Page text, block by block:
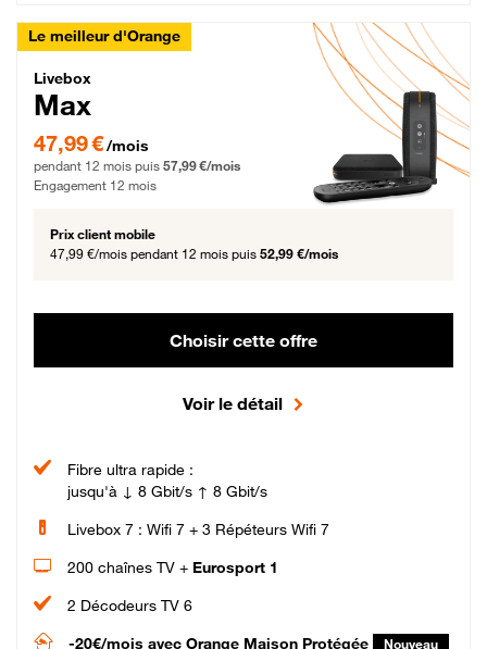
Le meilleur d'Orange
Livebox Max Fibre
Livebox
Max
47,99 € par mois pendant 12 mois puis 57,99 € par mois, Engagement 12 mois
47,99 €/mois
pendant 12 mois puis 57,99 €/mois
Engagement 12 mois
Prix client mobile
47,99 €/mois pendant 12 mois puis 52,99 €/mois
Choisir cette offre
Voir le détail
Fibre ultra rapide :
jusqu'à ↓ 8 Gbit/s ↑ 8 Gbit/s
Livebox 7 : Wifi 7 + 3 Répéteurs Wifi 7
200 chaînes TV + Eurosport 1
2 Décodeurs TV 6
-20€/mois avec Orange Maison Protégée Nouveau